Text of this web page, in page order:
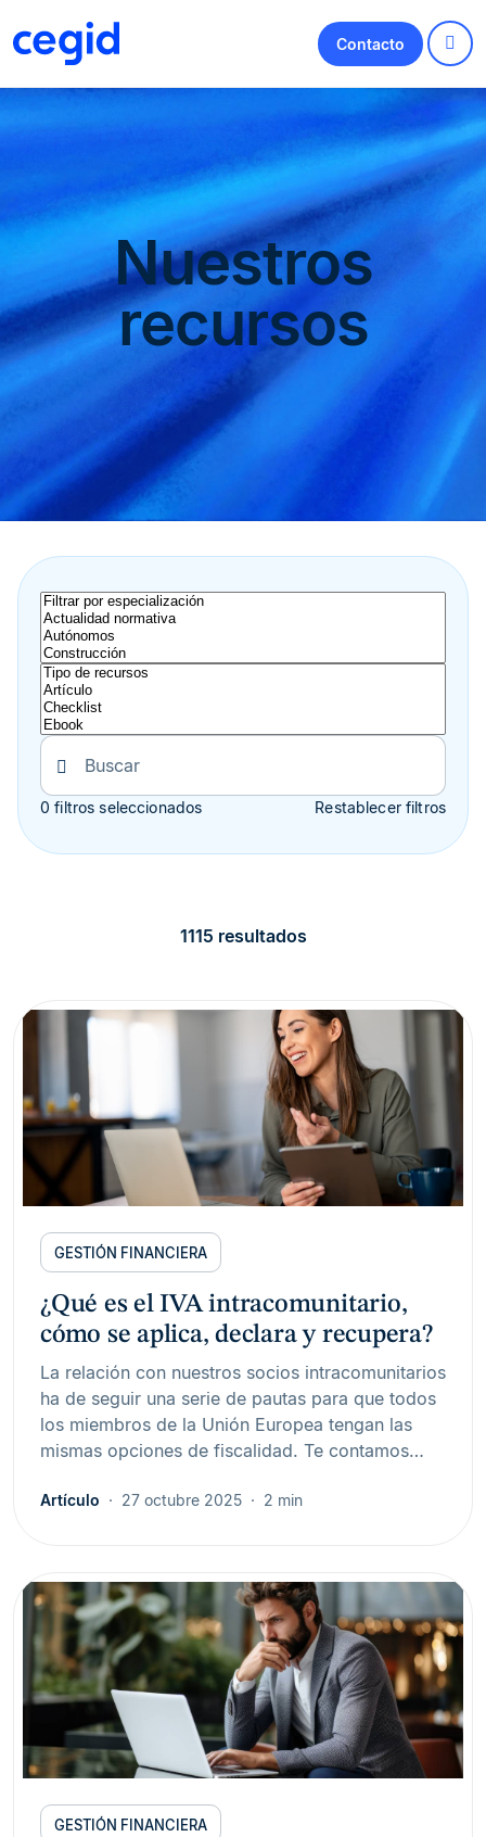
Contacto
Nuestros
recursos
0 filtros seleccionados Restablecer filtros
1115 resultados
GESTIÓN FINANCIERA
¿Qué es el IVA intracomunitario,
cómo se aplica, declara y recupera?
La relación con nuestros socios intracomunitarios
ha de seguir una serie de pautas para que todos
los miembros de la Unión Europea tengan las
mismas opciones de fiscalidad. Te contamos…
Artículo 27 octubre 2025 2 min
GESTIÓN FINANCIERA